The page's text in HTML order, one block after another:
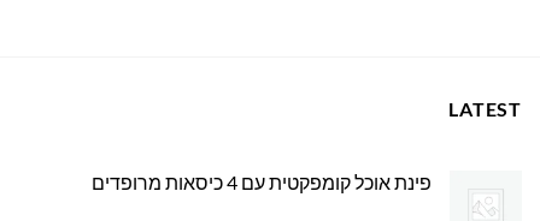
LATEST
פינת אוכל קומפקטית עם 4 כיסאות מרופדים